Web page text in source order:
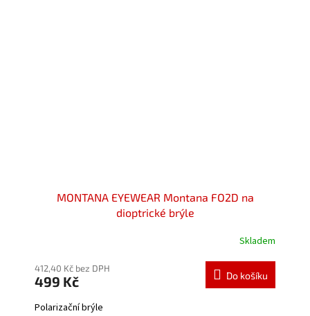
MONTANA EYEWEAR Montana FO2D na
dioptrické brýle
Skladem
412,40 Kč bez DPH
499 Kč Do košíku
Polarizační brýle